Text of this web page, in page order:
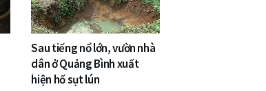
Sau tiếng nổ lớn, vườn nhà
dân ở Quảng Bình xuất
hiện hố sụt lún